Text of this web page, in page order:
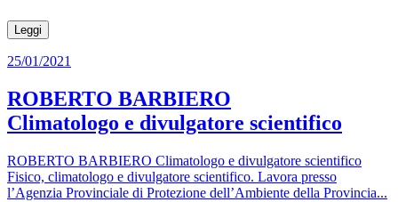
Leggi
25/01/2021
ROBERTO BARBIERO
Climatologo e divulgatore scientifico
ROBERTO BARBIERO Climatologo e divulgatore scientifico
Fisico, climatologo e divulgatore scientifico. Lavora presso
l’Agenzia Provinciale di Protezione dell’Ambiente della Provincia...